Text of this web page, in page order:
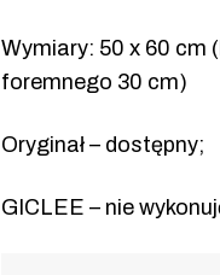
Wymiary: 50 x 60 cm
foremnego 30 cm)
Oryginał – dostępny;
GICLEE – nie